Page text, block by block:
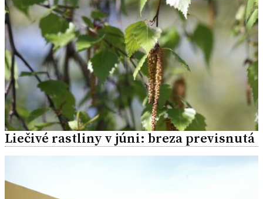
Liečivé rastliny v júni: breza previsnutá